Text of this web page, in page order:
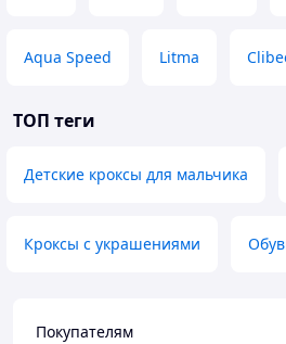
Aqua Speed Litma
ТОП теги
Детские кроксы для мальчика
Кроксы с украшениями
Покупателям